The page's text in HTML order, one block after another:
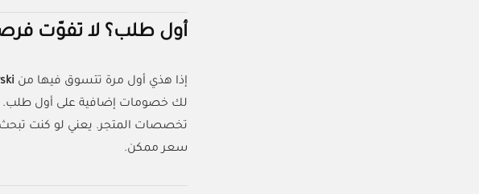
أول طلب؟ لا تفوّت
إذا هذي أول مرة تتسوق فيها من
تخصصات المتجر. يعني لو كنت
سعر ممكن.